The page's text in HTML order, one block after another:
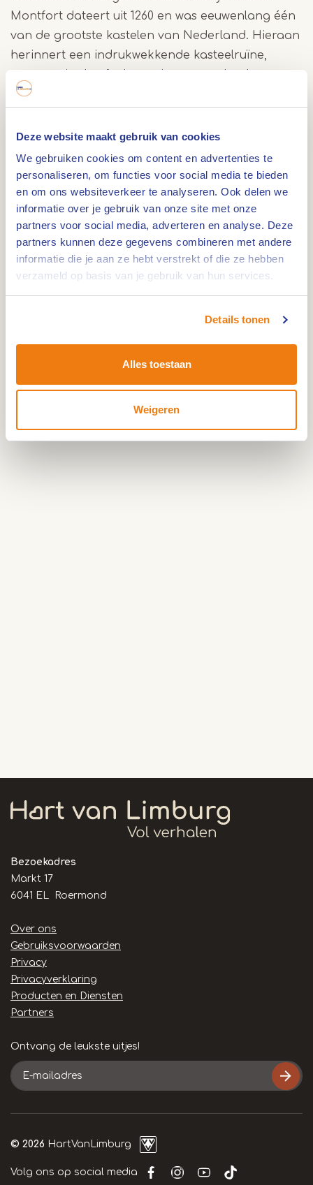
Deze website maakt gebruik van cookies
We gebruiken cookies om content en advertenties te
personaliseren, om functies voor social media te bieden
en om ons websiteverkeer te analyseren. Ook delen we
informatie over je gebruik van onze site met onze
partners voor social media, adverteren en analyse. Deze
partners kunnen deze gegevens combineren met andere
informatie die je aan ze hebt verstrekt of die ze hebben
verzameld op basis van je gebruik van hun services.
Details tonen
Alles toestaan
Weigeren
Montfort dateert uit 1260 en was eeuwenlang één
van de grootste kastelen van Nederland. Hieraan
herinnert een indrukwekkende kasteelruïne,
en meerdere grote kelderruimten zijn
Landgoed Rozendaal ligt tussen Montfort en Sint
Joost. Het grafmonument in Montfort is opgericht
ter nagedachtenis aan de 186 oorlogsslachtoffers
uit Montfort en omliggende dorpen.
Deel jouw liefde: #hartvanlimburg
Bezoekadres
Markt 17
6041 EL Roermond
Handige
links
Over ons
Gebruiksvoorwaarden
Privacy
Privacyverklaring
Producten en Diensten
Partners
Ontvang de leukste uitjes!
E-
mailadres
© 2026 HartVanLimburg
Volg ons op social media